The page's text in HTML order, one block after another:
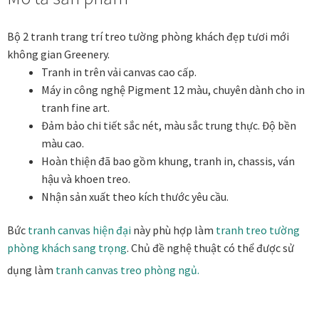
Catalogue
Catalogue Bộ Sưu Tập Mã Vương
Câu hỏi thường gặp khi mua tranh tại Mia Home
Dây treo Tết Bính Ngọ 2026
Đóng khung tranh theo yêu cầu
Đóng khung tranh thảm Dubai
Đóng khung ảnh
Bộ 2 tranh trang trí treo tường phòng khách đẹp tươi mới
không gian Greenery.
Tranh in trên vải canvas cao cấp.
Máy in công nghệ Pigment 12 màu, chuyên dành cho in
tranh fine art.
Đảm bảo chi tiết sắc nét, màu sắc trung thực. Độ bền
màu cao.
Hoàn thiện đã bao gồm khung, tranh in, chassis, ván
hậu và khoen treo.
Nhận sản xuất theo kích thước yêu cầu.
Bức tranh canvas hiện đại này phù hợp làm tranh treo tường
phòng khách sang trọng. Chủ đề nghệ thuật có thể được sử
dụng làm tranh canvas treo phòng ngủ.